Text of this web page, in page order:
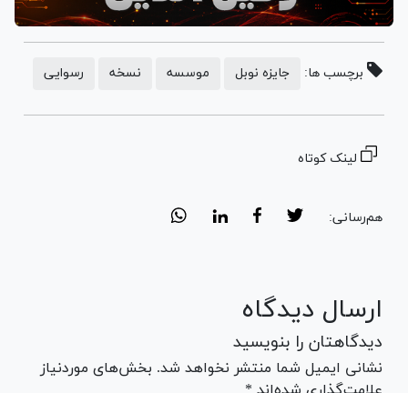
برچسب ها: جایزه نوبل موسسه نسخه رسوایی
لینک کوتاه
هم‌رسانی:
ارسال دیدگاه
دیدگاهتان را بنویسید
نشانی ایمیل شما منتشر نخواهد شد. بخش‌های موردنیاز